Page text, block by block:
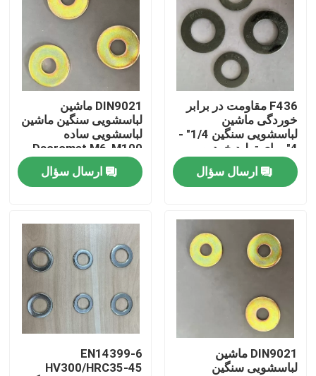
محصولات
دربارهی ما
کارخانه تور
کنترل کیفیت
درخواست نقل قول
ماشین لباسشویی فولاد صاف
ماشین آلات لباسشویی ساختاری فولادی
ماشین لباسشویی سنگین
F436 مقاومت در برابر
خوردگی ماشین
لباسشویی سنگین 1/4" -
4" برای تولید خودرو
ارسال سؤال
DIN9021 ماشین
لباسشویی سنگین ماشین
لباسشویی ساده
Dacromet M6-M100
برای تولید خودرو
ارسال سؤال
DIN9021 ماشین
لباسشویی سنگین
EN14399-6
HV300/HRC35-45